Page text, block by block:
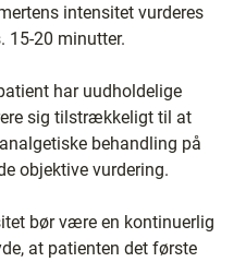
intensitet vurderes
15-20 minutter.
har uudholdelige
sig tilstrækkeligt til at
behandling på
objektive vurdering.
bør være en kontinuerlig
at patienten det første